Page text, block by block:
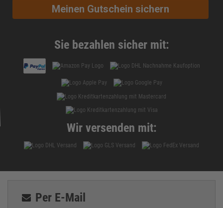
Meinen Gutschein sichern
Sie bezahlen sicher mit:
Wir versenden mit:
Per E-Mail